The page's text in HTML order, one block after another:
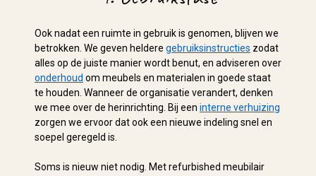
Ook nadat een ruimte in gebruik is genomen, blijven we
betrokken. We geven heldere gebruiksinstructies zodat
alles op de juiste manier wordt benut, en adviseren over
onderhoud om meubels en materialen in goede staat
te houden. Wanneer de organisatie verandert, denken
we mee over de herinrichting. Bij een interne verhuizing
zorgen we ervoor dat ook een nieuwe indeling snel en
soepel geregeld is.
Soms is nieuw niet nodig. Met refurbished meubilair